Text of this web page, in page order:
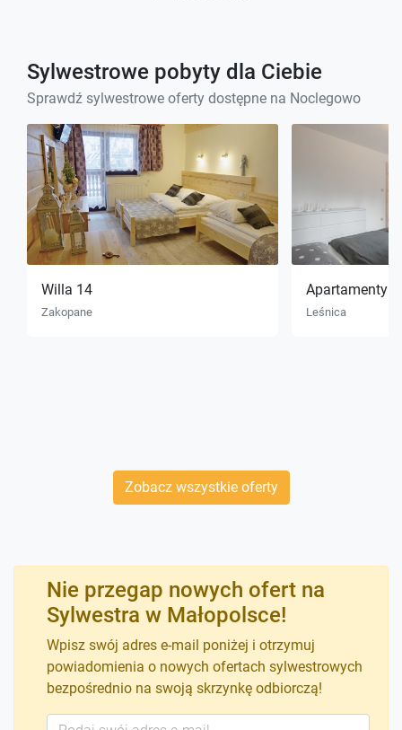
Sylwestrowe pobyty dla Ciebie
Sprawdź sylwestrowe oferty dostępne na Noclegowo
Willa 14
Zakopane
Apartamenty
Leśnica
Zobacz wszystkie oferty
Nie przegap nowych ofert na
Sylwestra w Małopolsce!
Wpisz swój adres e-mail poniżej i otrzymuj
powiadomienia o nowych ofertach sylwestrowych
bezpośrednio na swoją skrzynkę odbiorczą!